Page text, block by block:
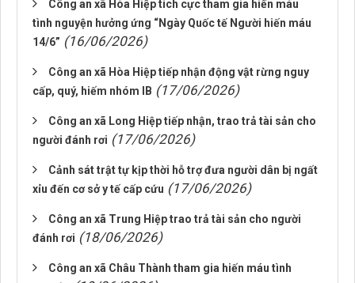
Công an xã Hòa Hiệp tích cực tham gia hiến máu
tình nguyện hưởng ứng “Ngày Quốc tế Người hiến máu
14/6” (16/06/2026)
Công an xã Hòa Hiệp tiếp nhận động vật rừng nguy
cấp, quý, hiếm nhóm IB (17/06/2026)
Công an xã Long Hiệp tiếp nhận, trao trả tài sản cho
người đánh rơi (17/06/2026)
Cảnh sát trật tự kịp thời hỗ trợ đưa người dân bị ngất
xỉu đến cơ sở y tế cấp cứu (17/06/2026)
Công an xã Trung Hiệp trao trả tài sản cho người
đánh rơi (18/06/2026)
Công an xã Châu Thành tham gia hiến máu tình